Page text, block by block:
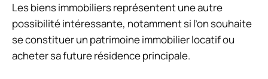
Les biens immobiliers représentent une autre
possibilité intéressante, notamment si l’on souhaite
se constituer un patrimoine immobilier locatif ou
acheter sa future résidence principale.